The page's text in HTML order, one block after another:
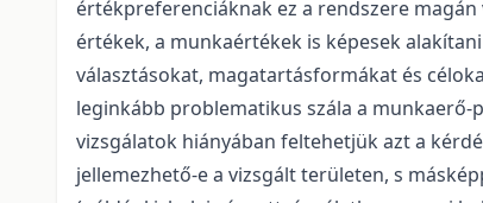
értékpreferenciáknak ez a rendszere
értékek, a munkaértékek is képesek
választásokat, magatartásformákat és
leginkább problematikus szála a
vizsgálatok hiányában feltehetjük azt a
jellemezhető-e a vizsgált területen, s